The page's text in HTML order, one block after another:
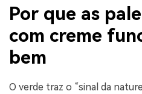
Por que as
com creme
bem
O verde traz o “sinal da